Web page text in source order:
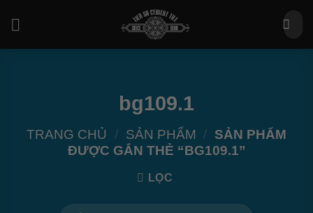
Tìm
kiếm:
bg109.1
TRANG CHỦ / SẢN PHẨM / SẢN PHẨM
ĐƯỢC GẮN THẺ “BG109.1”
LỌC